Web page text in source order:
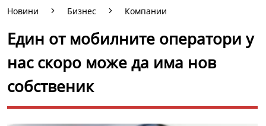
Новини Бизнес Компании
Един от мобилните оператори у
нас скоро може да има нов
собственик